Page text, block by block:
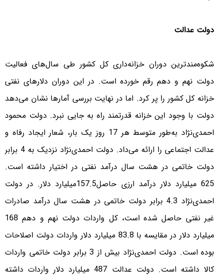
دولت عدالت
شکوه‌مند‌ترین دوران خزانه‌داری کل کشور طی سال‌های فعالیت
دولت نهم و دهم رقم خورده است. در این دوران دلار‌های نفتی
خزانه کل کشور را پر کرد. اما در نهایت بررسی آمار‌ها نشان می‌دهد
دولت با وجود این خزانه قدرتمند راه به جایی نبرد. دولت محمود
احمدی‌نژاد به‌طور متوسط هر 17 روز یک بار، شعار ایجاد رفاه و
عدالت اجتماعی را ارائه می‌داد. دولت احمدی‌نژاد نزدیک به 4 برابر
دولت خاتمی در هشت سال درآمد نفتی در اختیار داشته است.
625 میلیارد دلار درآمد ارزی حاصل157.5میلیارد دلار. در دولت
احمدی‌نژاد 4.3 برابر دولت خاتمی در هشت سال درآمد صادرات
غیر نفتی حاصل شده است، کل واردات دولت نهم و دهم 168
میلیارد دلار در مقایسه با 83.8 میلیارد دلار واردات دولت اصلاحات
بوده است. دولت احمدی‌نژاد بیش از 3 برابر دولت خاتمی واردات
کالا داشته است. دولت عدالت 487 میلیارد دلار واردات داشته